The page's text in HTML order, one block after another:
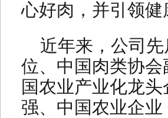
心好肉，并引领
近年来，公司
位、中国肉类协
国农业产业化龙
强、中国农业企